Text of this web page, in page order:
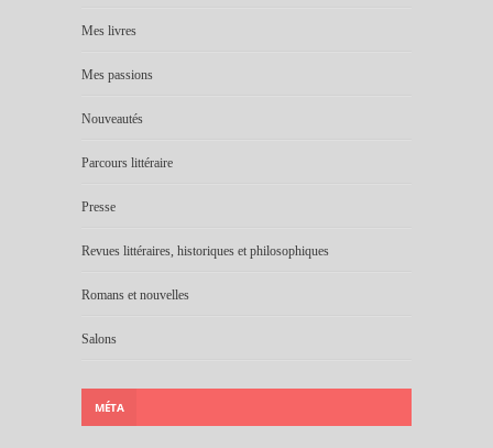
Mes livres
Mes passions
Nouveautés
Parcours littéraire
Presse
Revues littéraires, historiques et philosophiques
Romans et nouvelles
Salons
MÉTA